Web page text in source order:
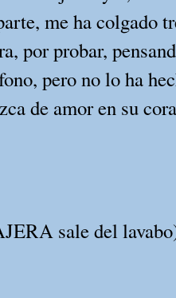
me ha colgado
por probar,
pero no lo ha
de amor en su
sale del